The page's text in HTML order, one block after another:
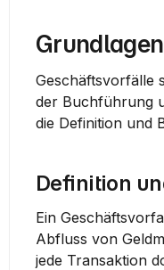
Geschäftsvorfälle
der Buchführung
die Definition und
Definition
Ein
Abfluss von
jede Transaktion